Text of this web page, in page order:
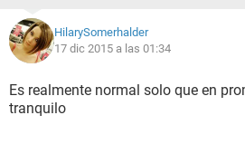
HilarySomerhalder
17 dic 2015 a las 01:34
Es realmente normal solo que en
tranquilo